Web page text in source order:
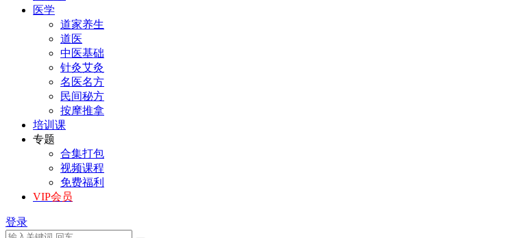
医学
道家养生
道医
中医基础
针灸艾灸
名医名方
民间秘方
按摩推拿
培训课
专题
合集打包
视频课程
免费福利
VIP会员
登录